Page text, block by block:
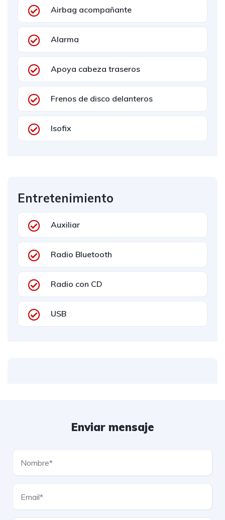
Airbag acompañante
Alarma
Apoya cabeza traseros
Frenos de disco delanteros
Isofix
Entretenimiento
Auxiliar
Radio Bluetooth
Radio con CD
USB
Enviar mensaje